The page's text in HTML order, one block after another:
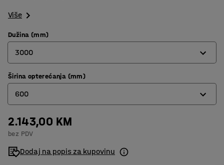
Više
Dužina (mm)
3000
1200
3000
Širina opterećanja (mm)
600
300
400
500
2.143,00 KM
bez PDV
Dodaj na popis za kupovinu